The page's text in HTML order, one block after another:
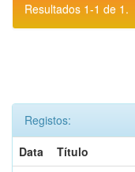
Resultados 1-1 de 1.
Registos:
Data
Título